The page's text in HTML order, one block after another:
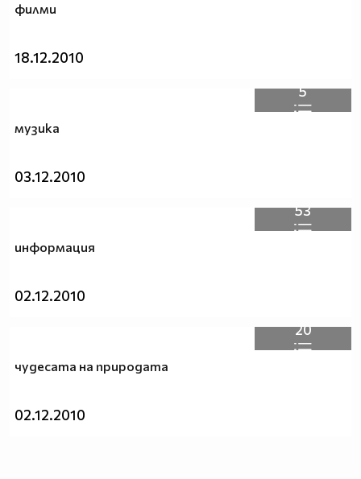
филми
18.12.2010
5
музика
03.12.2010
53
информация
02.12.2010
20
чудесата на природата
02.12.2010